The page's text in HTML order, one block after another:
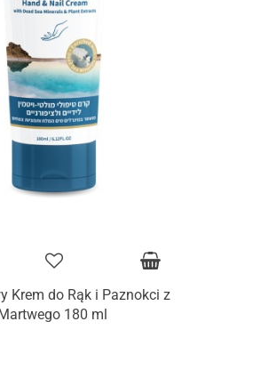
Krem do Rąk i Paznokci z
180 ml